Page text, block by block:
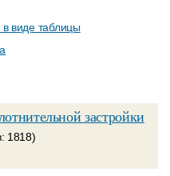
в виде таблицы
застройки
1818)